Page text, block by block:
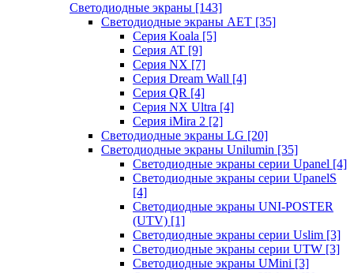
Светодиодные экраны [143]
Светодиодные экраны AET [35]
Cерия Koala [5]
Серия AT [9]
Серия NX [7]
Серия Dream Wall [4]
Серия QR [4]
Серия NX Ultra [4]
Серия iMira 2 [2]
Светодиодные экраны LG [20]
Светодиодные экраны Unilumin [35]
Светодиодные экраны серии Upanel [4]
Светодиодные экраны серии UpanelS
[4]
Светодиодные экраны UNI-POSTER
(UTV) [1]
Светодиодные экраны серии Uslim [3]
Светодиодные экраны серии UTW [3]
Светодиодные экраны UMini [3]